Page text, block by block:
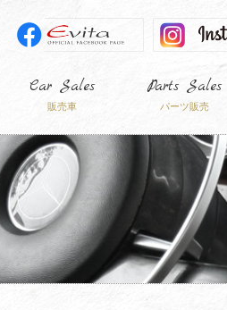
Car Sales
販売車
Parts Sales
パーツ販売